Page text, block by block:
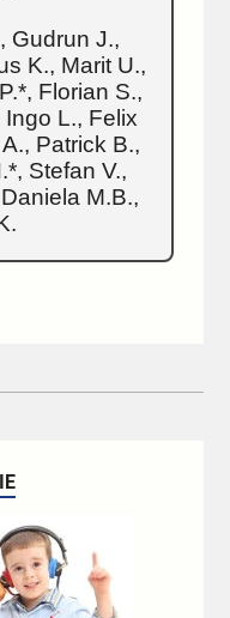
Gudrun J.,
K., Marit U.,
Florian S.,
L., Felix
Patrick B.,
Stefan V.,
M.B.,